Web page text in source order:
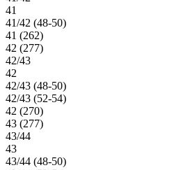
41
41/42 (48-50)
41 (262)
42 (277)
42/43
42
42/43 (48-50)
42/43 (52-54)
42 (270)
43 (277)
43/44
43
43/44 (48-50)